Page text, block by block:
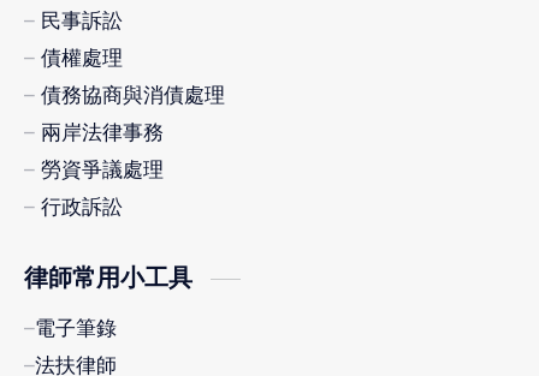
民事訴訟
債權處理
債務協商與消債處理
兩岸法律事務
勞資爭議處理
行政訴訟
律師常用小工具
電子筆錄
法扶律師